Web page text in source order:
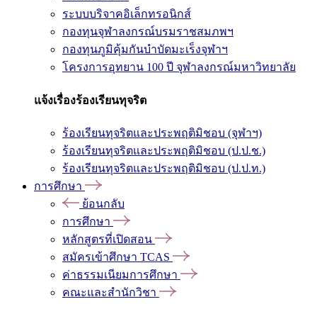
ระบบบริจาคอิเล็กทรอนิกส์
กองทุนจุฬาลงกรณ์บรมราชสมภพฯ
กองทุนภูมิคุ้มกันบำบัดมะเร็งจุฬาฯ
โครงการอุทยาน 100 ปี จุฬาลงกรณ์มหาวิทยาลัย
แจ้งเรื่องร้องเรียนทุจริต
ร้องเรียนทุจริตและประพฤติมิชอบ (จุฬาฯ)
ร้องเรียนทุจริตและประพฤติมิชอบ (ป.ป.ช.)
ร้องเรียนทุจริตและประพฤติมิชอบ (ป.ป.ท.)
การศึกษา
ย้อนกลับ
การศึกษา
หลักสูตรที่เปิดสอน
สมัครเข้าศึกษา TCAS
ค่าธรรมเนียมการศึกษา
คณะและสำนักวิชา